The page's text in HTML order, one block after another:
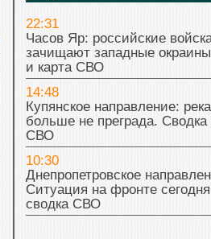
22:31
Часов Яр: российские
зачищают западные
и карта СВО
14:48
Купянское направление:
больше не преграда. Сводка
СВО
10:30
Днепропетровское
Ситуация на фронте
сводка СВО